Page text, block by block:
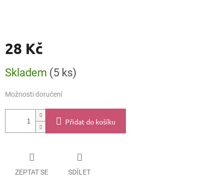
28 Kč
cena:
Skladem (5 ks)
Možnosti doručení
Přidat do košíku
ZEPTAT SE SDÍLET